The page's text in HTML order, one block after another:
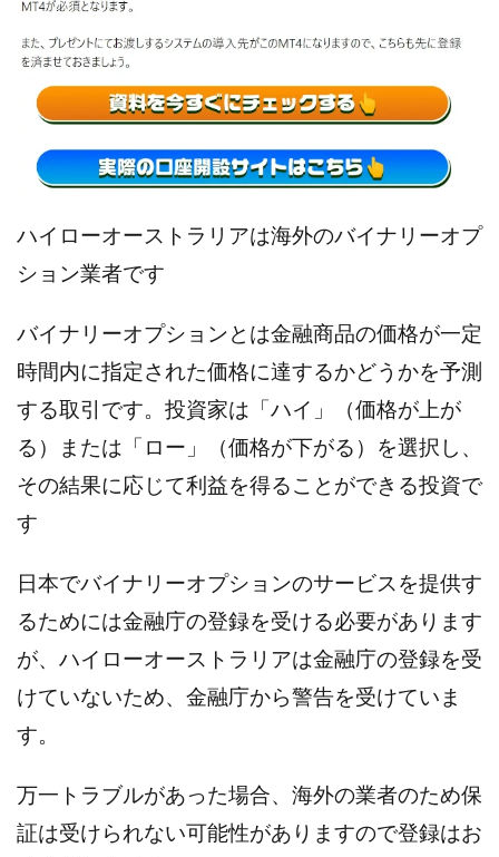
ハイローオーストラリアは海外のバイナリーオプ
ション業者です
バイナリーオプションとは金融商品の価格が一定
時間内に指定された価格に達するかどうかを予測
する取引です。投資家は「ハイ」（価格が上が
る）または「ロー」（価格が下がる）を選択し、
その結果に応じて利益を得ることができる投資で
す
日本でバイナリーオプションのサービスを提供す
るためには金融庁の登録を受ける必要があります
が、ハイローオーストラリアは金融庁の登録を受
けていないため、金融庁から警告を受けていま
す。
万一トラブルがあった場合、海外の業者のため保
証は受けられない可能性がありますので登録はお
Lisa Makoto Honda
manerak
Mari(武島麻里)
MARKET(マーケット)
Masters Bank(マスターズバンク)
MAXIM(マクシム)
METHOD30運営事務局
MGB COMPANY(エムジーピーカンパニー)
MIBC
FREELANCE運営事務局
GRAND SLAM(グランドスラム)
FRONTIER(フロンティア)
FX鬼の手
GAFAシステム
GATE(ゲート)
GB株式会社
GOAL-B
GREAT JOY(グレートジョイ)
Kyouji Sayama
happy-style
Hisanori Teduka
HPR株式会社
HYBRID(ハイブリッド)
IHR
ITS合同会社
JOURNEY（ジャーニー）
コンサル
合同会社V.S.L 今村雅士
五十嵐
五十嵐レオン
五十嵐瑛太
五十嵐真也
井上瑞希
井上裕貴 井口晃
今 努
今すぐ始める副業革命
久野愛実
伊東みさき
伊藤 弘人
佐藤健
佐藤彰洋 二宮瑛士
久保夕貴